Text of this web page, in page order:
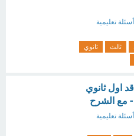
أسئلة تعليمية
ثالث
ثانوي
اول ثانوي
أسئلة تعليمية